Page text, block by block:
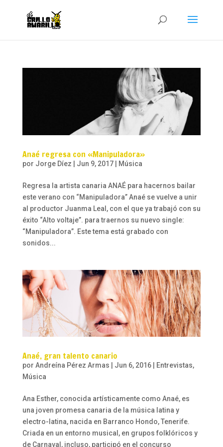
Anaé regresa con «Manipuladora»
por Jorge Díez Jun 9, 2017| Música
Regresa la artista canaria ANAÉ para hacernos bailar
este verano con “Manipuladora” Anaé se vuelve a unir
al productor Juanma Leal, con el que ya trabajó con su
éxito “Alto voltaje”. para traernos su nuevo single:
“Manipuladora”. Este tema está grabado con
sonidos...
Anaé, gran talento canario
por Andreína Pérez Armas Jun 6, 2016| Entrevistas,
Música
Ana Esther, conocida artísticamente como Anaé, es
una joven promesa canaria de la música latina y
electro-latina, nacida en Barranco Hondo, Tenerife.
Criada en un entorno musical, en grupos folklóricos y
de Carnaval, incluso, participó en el concurso